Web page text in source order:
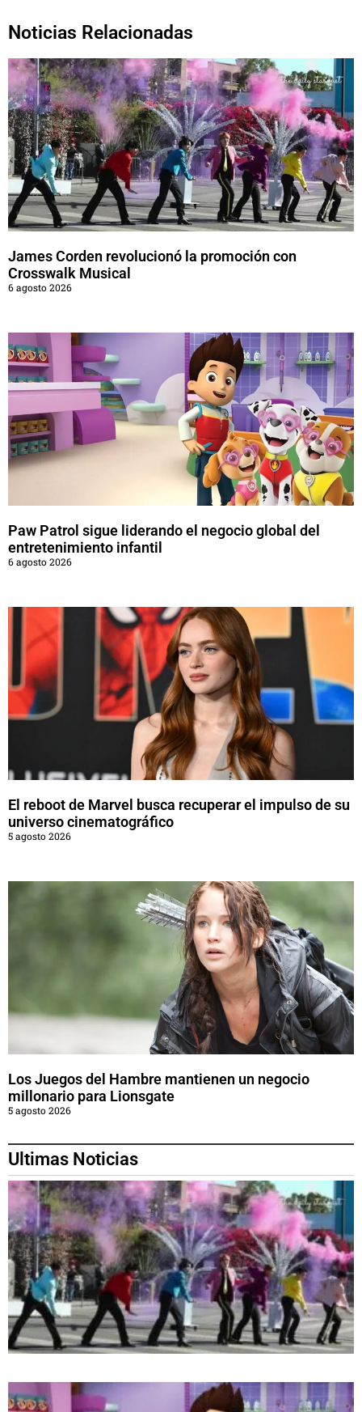
Noticias Relacionadas
James Corden revolucionó la promoción con
Crosswalk Musical
6 agosto 2026
Paw Patrol sigue liderando el negocio global del
entretenimiento infantil
6 agosto 2026
El reboot de Marvel busca recuperar el impulso de su
universo cinematográfico
5 agosto 2026
Los Juegos del Hambre mantienen un negocio
millonario para Lionsgate
5 agosto 2026
Ultimas Noticias